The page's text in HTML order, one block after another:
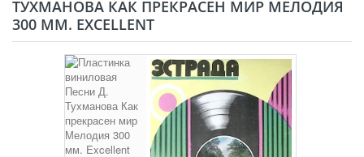
ТУХМАНОВА КАК ПРЕКРАСЕН МИР МЕЛОДИЯ
300 ММ. EXCELLENT